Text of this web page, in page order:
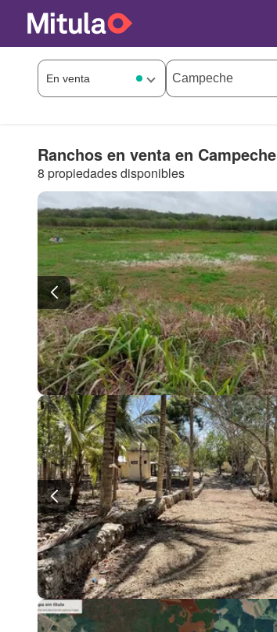
Ranchos en venta en Campeche
8 propiedades disponibles